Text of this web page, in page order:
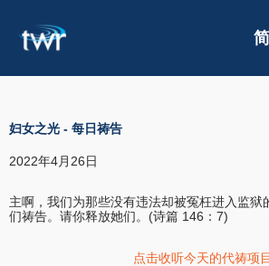
简
妇女之光 - 每日祷告
2022年4月26日
主啊，我们为那些没有违法却被冤枉进入监狱
们祷告。请你释放她们。(诗篇 146：7)
点击收听今天的代祷项目